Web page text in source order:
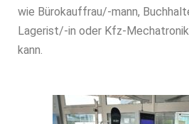
wie Bürokauffrau/-mann,
Lagerist/-in oder Kfz-
kann.